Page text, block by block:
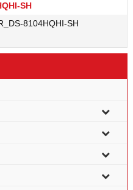
SH
8104HQHI-SH